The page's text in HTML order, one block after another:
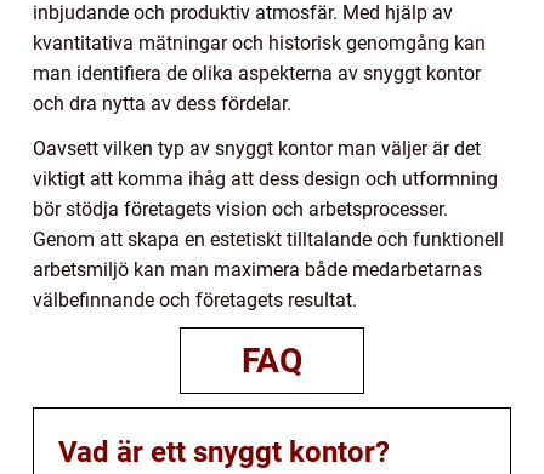
inbjudande och produktiv atmosfär. Med hjälp av
kvantitativa mätningar och historisk genomgång kan
man identifiera de olika aspekterna av snyggt kontor
och dra nytta av dess fördelar.
Oavsett vilken typ av snyggt kontor man väljer är det
viktigt att komma ihåg att dess design och utformning
bör stödja företagets vision och arbetsprocesser.
Genom att skapa en estetiskt tilltalande och funktionell
arbetsmiljö kan man maximera både medarbetarnas
välbefinnande och företagets resultat.
FAQ
Vad är ett snyggt kontor?